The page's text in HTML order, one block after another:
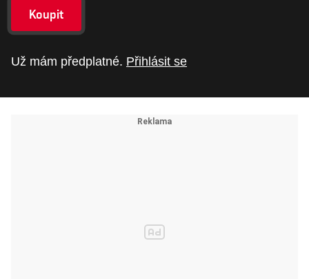
Koupit
Už mám předplatné. Přihlásit se